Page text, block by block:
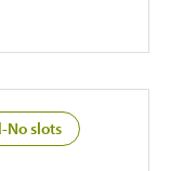
slots